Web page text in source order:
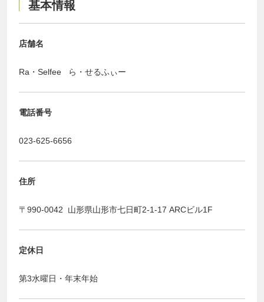
基本情報
店舗名
Ra・Selfee ら・せるふぃー
電話番号
023-625-6656
住所
〒990-0042 山形県山形市七日町2-1-17 ARCビル1F
定休日
第3水曜日・年末年始